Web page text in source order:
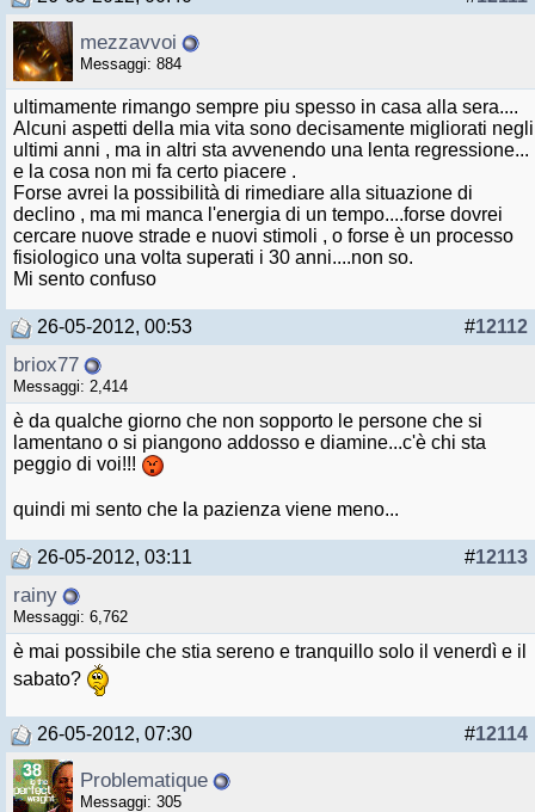
mezzavvoi
Messaggi: 884
ultimamente rimango sempre piu spesso in casa alla sera....
Alcuni aspetti della mia vita sono decisamente migliorati negli
ultimi anni , ma in altri sta avvenendo una lenta regressione...
e la cosa non mi fa certo piacere .
Forse avrei la possibilità di rimediare alla situazione di
declino , ma mi manca l'energia di un tempo....forse dovrei
cercare nuove strade e nuovi stimoli , o forse è un processo
fisiologico una volta superati i 30 anni....non so.
Mi sento confuso
#12112
26-05-2012, 00:53
briox77
Messaggi: 2,414
è da qualche giorno che non sopporto le persone che si
lamentano o si piangono addosso e diamine...c'è chi sta
peggio di voi!!!
quindi mi sento che la pazienza viene meno...
#12113
26-05-2012, 03:11
rainy
Messaggi: 6,762
è mai possibile che stia sereno e tranquillo solo il venerdì e il
sabato?
#12114
26-05-2012, 07:30
Problematique
Messaggi: 305